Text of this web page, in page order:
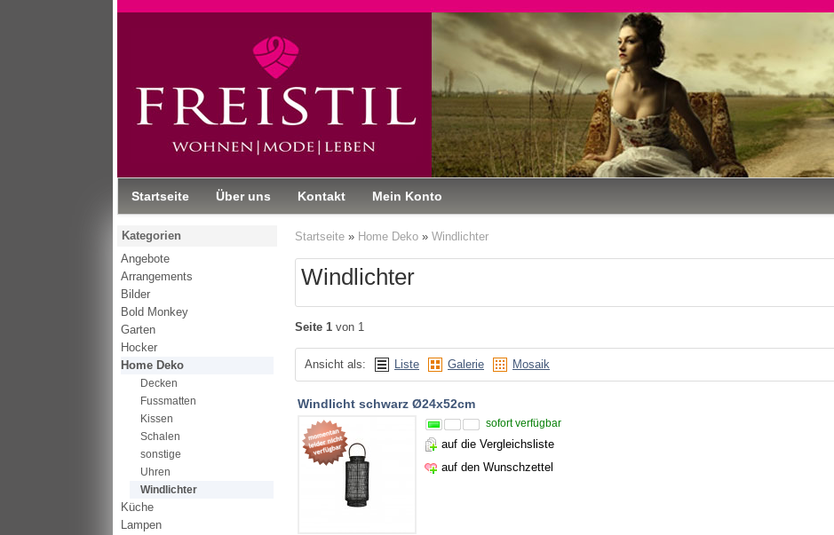
Startseite Über uns Kontakt Mein Konto
Startseite » Home Deko » Windlichter
Windlichter
Seite 1 von 1
Ansicht als: Liste Galerie Mosaik
Windlicht schwarz Ø24x52cm
sofort verfügbar
auf die Vergleichsliste
auf den Wunschzettel
Kategorien
Angebote
Arrangements
Bilder
Bold Monkey
Garten
Hocker
Home Deko
Decken
Fussmatten
Kissen
Schalen
sonstige
Uhren
Windlichter
Küche
Lampen